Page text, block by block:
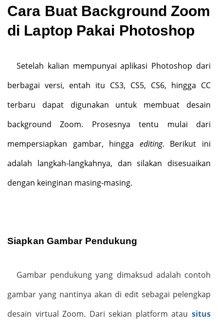
Cara Buat Background Zoom
di Laptop Pakai Photoshop
Setelah kalian mempunyai aplikasi Photoshop dari
berbagai versi, entah itu CS3, CS5, CS6, hingga CC
terbaru dapat digunakan untuk membuat desain
background Zoom. Prosesnya tentu mulai dari
mempersiapkan gambar, hingga editing. Berikut ini
adalah langkah-langkahnya, dan silakan disesuaikan
dengan keinginan masing-masing.
Siapkan Gambar Pendukung
Gambar pendukung yang dimaksud adalah contoh
gambar yang nantinya akan di edit sebagai pelengkap
desain virtual Zoom. Dari sekian platform atau situs